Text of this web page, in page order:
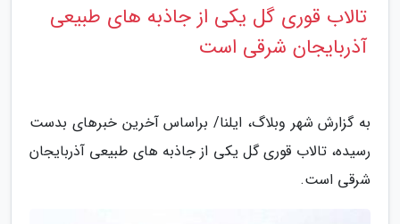
تالاب قوری گل یکی از جاذبه های طبیعی
آذربایجان شرقی است
به گزارش شهر وبلاگ، ایلنا/ براساس آخرین خبرهای بدست
رسیده، تالاب قوری گل یکی از جاذبه های طبیعی آذربایجان
شرقی است.